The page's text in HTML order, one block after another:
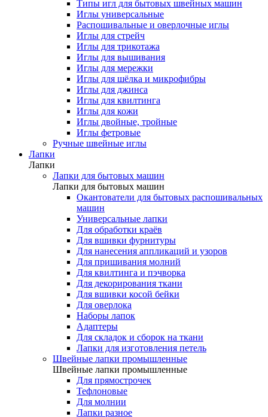
Типы игл для бытовых швейных машин
Иглы универсальные
Распошивальные и оверлочные иглы
Иглы для стрейч
Иглы для трикотажа
Иглы для вышивания
Иглы для мережки
Иглы для шёлка и микрофибры
Иглы для джинса
Иглы для квилтинга
Иглы для кожи
Иглы двойные, тройные
Иглы фетровые
Ручные швейные иглы
Лапки
Лапки
Лапки для бытовых машин
Лапки для бытовых машин
Окантователи для бытовых распошивальных
машин
Универсальные лапки
Для обработки краёв
Для вшивки фурнитуры
Для нанесения аппликаций и узоров
Для пришивания молний
Для квилтинга и пэчворка
Для декорирования ткани
Для вшивки косой бейки
Для оверлока
Наборы лапок
Адаптеры
Для складок и сборок на ткани
Лапки для изготовления петель
Швейные лапки промышленные
Швейные лапки промышленные
Для прямострочек
Тефлоновые
Для молнии
Лапки разное